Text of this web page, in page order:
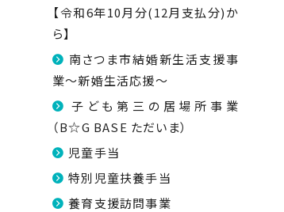
【令和6年10月分(12月支払分)か
ら】
南さつま市結婚新生活支援事
業～新婚生活応援～
子ども第三の居場所事業
（B☆G BASE ただいま）
児童手当
特別児童扶養手当
養育支援訪問事業